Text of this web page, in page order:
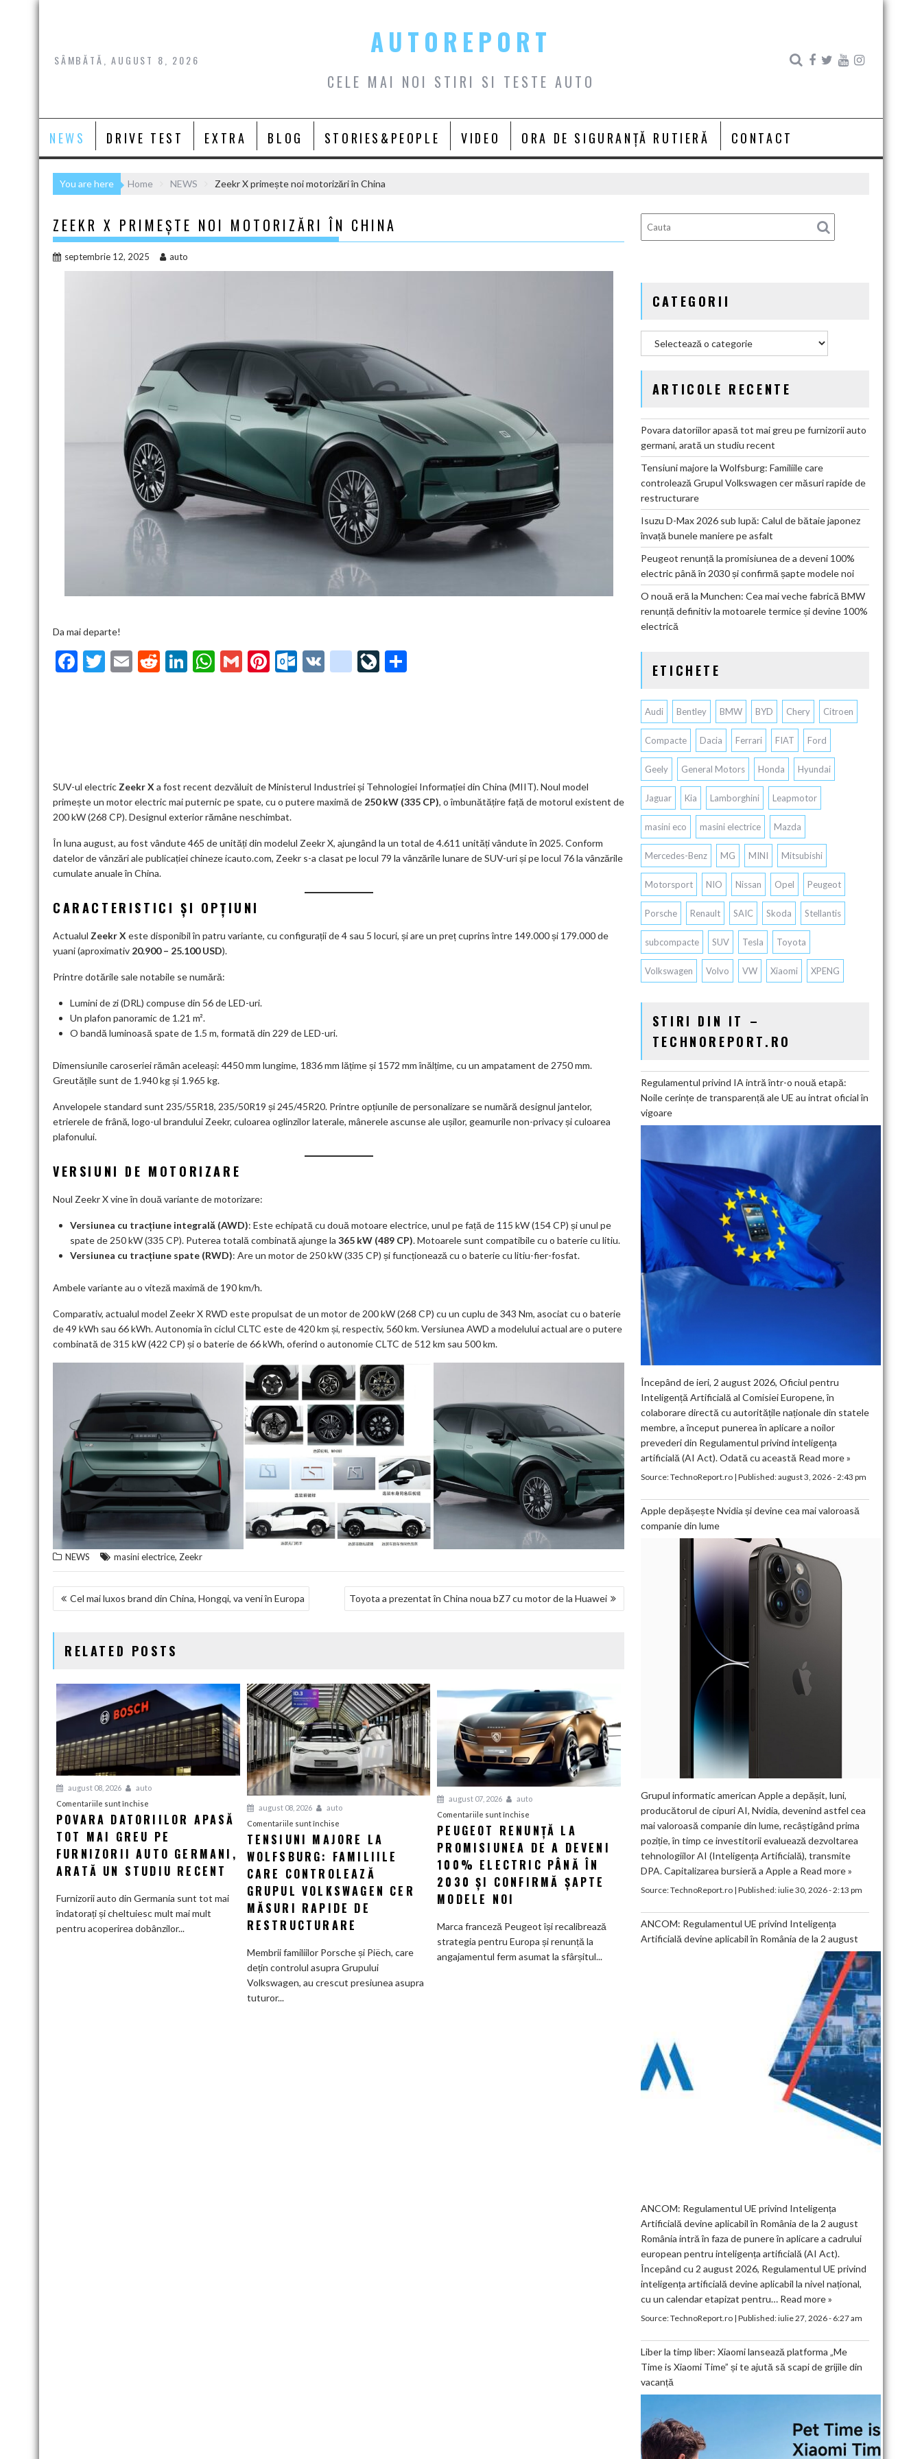
Skip
SÂMBĂTĂ, AUGUST 8, 2026
AUTOREPORT
CELE MAI NOI STIRI SI TESTE AUTO
NEWS DRIVE TEST EXTRA BLOG STORIES&PEOPLE VIDEO ORA DE SIGURANȚĂ RUTIERĂ CONTACT
You are here Home NEWS Zeekr X primește noi motorizări în China
ZEEKR X PRIMEȘTE NOI MOTORIZĂRI ÎN CHINA
septembrie 12, 2025 auto
Da mai departe!
F
k
T
E
R
Li W
p
G
Pi O
m
V
g
o
o
k
m
ks
Li
SUV-ul electric Zeekr X a fost recent dezvăluit de Ministerul Industriei și Tehnologiei Informației din China (MIIT). Noul model
primește un motor electric mai puternic pe spate, cu o putere maximă de 250 kW (335 CP), o îmbunătățire față de motorul existent de
200 kW (268 CP). Designul exterior rămâne neschimbat.
În luna august, au fost vândute 465 de unități din modelul Zeekr X, ajungând la un total de 4.611 unități vândute în 2025. Conform
datelor de vânzări ale publicației chineze icauto.com, Zeekr s-a clasat pe locul 79 la vânzările lunare de SUV-uri și pe locul 76 la vânzările
cumulate anuale în China.
CARACTERISTICI ȘI OPȚIUNI
Actualul Zeekr X este disponibil în patru variante, cu configurații de 4 sau 5 locuri, și are un preț cuprins între 149.000 și 179.000 de
yuani (aproximativ 20.900 – 25.100 USD).
Printre dotările sale notabile se numără:
Lumini de zi (DRL) compuse din 56 de LED-uri.
Un plafon panoramic de 1.21 m².
O bandă luminoasă spate de 1.5 m, formată din 229 de LED-uri.
Dimensiunile caroseriei rămân aceleași: 4450 mm lungime, 1836 mm lățime și 1572 mm înălțime, cu un ampatament de 2750 mm.
Greutățile sunt de 1.940 kg și 1.965 kg.
Anvelopele standard sunt 235/55R18, 235/50R19 și 245/45R20. Printre opțiunile de personalizare se numără designul jantelor,
etrierele de frână, logo-ul brandului Zeekr, culoarea oglinzilor laterale, mânerele ascunse ale ușilor, geamurile non-privacy și culoarea
plafonului.
VERSIUNI DE MOTORIZARE
Noul Zeekr X vine în două variante de motorizare:
Versiunea cu tracțiune integrală (AWD): Este echipată cu două motoare electrice, unul pe față de 115 kW (154 CP) și unul pe
spate de 250 kW (335 CP). Puterea totală combinată ajunge la 365 kW (489 CP). Motoarele sunt compatibile cu o baterie cu litiu.
Versiunea cu tracțiune spate (RWD): Are un motor de 250 kW (335 CP) și funcționează cu o baterie cu litiu-fier-fosfat.
Ambele variante au o viteză maximă de 190 km/h.
Comparativ, actualul model Zeekr X RWD este propulsat de un motor de 200 kW (268 CP) cu un cuplu de 343 Nm, asociat cu o baterie
de 49 kWh sau 66 kWh. Autonomia în ciclul CLTC este de 420 km și, respectiv, 560 km. Versiunea AWD a modelului actual are o putere
combinată de 315 kW (422 CP) și o baterie de 66 kWh, oferind o autonomie CLTC de 512 km sau 500 km.
NEWS masini electrice, Zeekr
NAVIGARE
ARTICOLE
Cel mai luxos brand din China, Hongqi, va veni în Europa Toyota a prezentat în China noua bZ7 cu motor de la Huawei
RELATED POSTS
august 08, 2026
auto
Comentariile sunt închise
Povara
datoriilor
apasă
mai
furnizorii
POVARA DATORIILOR APASĂ
TOT MAI GREU PE
FURNIZORII AUTO GERMANI,
ARATĂ UN STUDIU RECENT
Furnizorii auto din Germania sunt tot mai
îndatorați și cheltuiesc mult mai mult
pentru acoperirea dobânzilor...
august 08, 2026
auto
Comentariile sunt închisepentru
Tensiuni
majore
la
Familiile
care
controlează
Volkswagen
cer
măsuri
TENSIUNI MAJORE LA
WOLFSBURG: FAMILIILE
CARE CONTROLEAZĂ
GRUPUL VOLKSWAGEN CER
MĂSURI RAPIDE DE
RESTRUCTURARE
Membrii familiilor Porsche și Piëch, care
dețin controlul asupra Grupului
Volkswagen, au crescut presiunea asupra
tuturor...
august 07, 2026
auto
Comentariile sunt închise
Peugeot
renunță
la
promisiunea
de
electric
PEUGEOT RENUNȚĂ LA
PROMISIUNEA DE A DEVENI
100% ELECTRIC PÂNĂ ÎN
2030 ȘI CONFIRMĂ ȘAPTE
MODELE NOI
Marca franceză Peugeot își recalibrează
strategia pentru Europa și renunță la
angajamentul ferm asumat la sfârșitul...
CATEGORII
ARTICOLE RECENTE
Povara datoriilor apasă tot mai greu pe furnizorii auto
germani, arată un studiu recent
Tensiuni majore la Wolfsburg: Familiile care
controlează Grupul Volkswagen cer măsuri rapide de
restructurare
Isuzu D-Max 2026 sub lupă: Calul de bătaie japonez
învață bunele maniere pe asfalt
Peugeot renunță la promisiunea de a deveni 100%
electric până în 2030 și confirmă șapte modele noi
O nouă eră la Munchen: Cea mai veche fabrică BMW
renunță definitiv la motoarele termice și devine 100%
electrică
ETICHETE
Audi Bentley BMW BYD Chery Citroen
Compacte Dacia Ferrari FIAT Ford
Geely General Motors Honda Hyundai
Jaguar Kia Lamborghini Leapmotor
masini eco masini electrice Mazda
Mercedes-Benz MG MINI Mitsubishi
Motorsport NIO Nissan Opel Peugeot
Porsche Renault SAIC Skoda Stellantis
subcompacte SUV Tesla Toyota
Volkswagen Volvo VW Xiaomi XPENG
STIRI DIN IT –
TECHNOREPORT.RO
Regulamentul privind IA intră într-o nouă etapă:
Noile cerințe de transparență ale UE au intrat oficial în
vigoare
Începând de ieri, 2 august 2026, Oficiul pentru
Inteligență Artificială al Comisiei Europene, în
colaborare directă cu autoritățile naționale din statele
membre, a început punerea în aplicare a noilor
prevederi din Regulamentul privind inteligența
artificială (AI Act). Odată cu această Read more »
Source:TechnoReport.ro| Published:august 3, 2026 - 2:43 pm
Apple depășește Nvidia și devine cea mai valoroasă
companie din lume
Grupul informatic american Apple a depășit, luni,
producătorul de cipuri AI, Nvidia, devenind astfel cea
mai valoroasă companie din lume, recâștigând prima
poziție, în timp ce investitorii evaluează dezvoltarea
tehnologiilor AI (Inteligența Artificială), transmite
DPA. Capitalizarea bursieră a Apple a Read more »
Source:TechnoReport.ro| Published:iulie 30, 2026 - 2:13 pm
ANCOM: Regulamentul UE privind Inteligența
Artificială devine aplicabil în România de la 2 august
ANCOM: Regulamentul UE privind Inteligența
Artificială devine aplicabil în România de la 2 august
România intră în faza de punere în aplicare a cadrului
european pentru inteligența artificială (AI Act).
Începând cu 2 august 2026, Regulamentul UE privind
inteligența artificială devine aplicabil la nivel național,
cu un calendar etapizat pentru… Read more »
Source:TechnoReport.ro| Published:iulie 27, 2026 - 6:27 am
Liber la timp liber: Xiaomi lansează platforma „Me
Time is Xiaomi Time” și te ajută să scapi de grijile din
vacanță